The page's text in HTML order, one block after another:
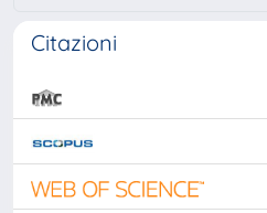
Citazioni